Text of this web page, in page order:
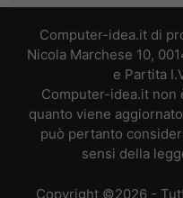
Computer-idea.it di
Nicola Marchese 10,
e Partita
Computer-idea.it non
quanto viene
può pertanto
sensi della
Copyright ©2026 -